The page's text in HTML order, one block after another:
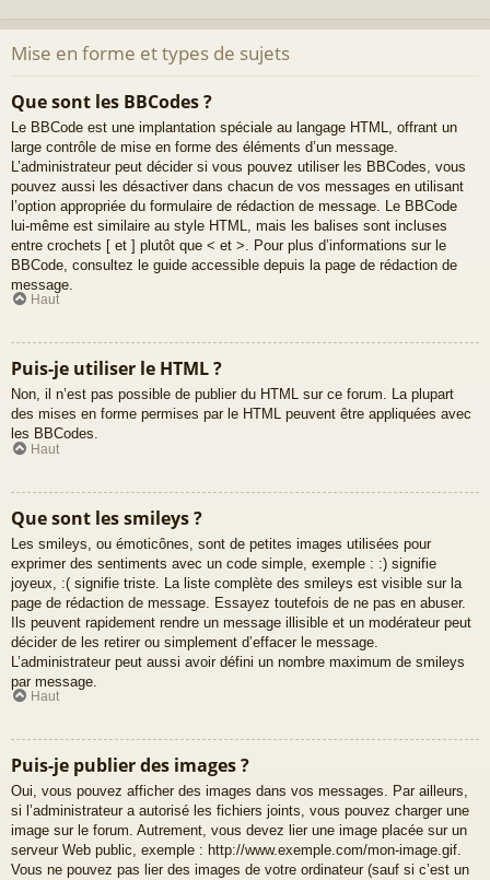
Mise en forme et types de sujets
Que sont les BBCodes ?
Le BBCode est une implantation spéciale au langage HTML, offrant un
large contrôle de mise en forme des éléments d’un message.
L’administrateur peut décider si vous pouvez utiliser les BBCodes, vous
pouvez aussi les désactiver dans chacun de vos messages en utilisant
l’option appropriée du formulaire de rédaction de message. Le BBCode
lui-même est similaire au style HTML, mais les balises sont incluses
entre crochets [ et ] plutôt que < et >. Pour plus d’informations sur le
BBCode, consultez le guide accessible depuis la page de rédaction de
message.
Haut
Puis-je utiliser le HTML ?
Non, il n’est pas possible de publier du HTML sur ce forum. La plupart
des mises en forme permises par le HTML peuvent être appliquées avec
les BBCodes.
Haut
Que sont les smileys ?
Les smileys, ou émoticônes, sont de petites images utilisées pour
exprimer des sentiments avec un code simple, exemple : :) signifie
joyeux, :( signifie triste. La liste complète des smileys est visible sur la
page de rédaction de message. Essayez toutefois de ne pas en abuser.
Ils peuvent rapidement rendre un message illisible et un modérateur peut
décider de les retirer ou simplement d’effacer le message.
L’administrateur peut aussi avoir défini un nombre maximum de smileys
par message.
Haut
Puis-je publier des images ?
Oui, vous pouvez afficher des images dans vos messages. Par ailleurs,
si l’administrateur a autorisé les fichiers joints, vous pouvez charger une
image sur le forum. Autrement, vous devez lier une image placée sur un
serveur Web public, exemple : http://www.exemple.com/mon-image.gif.
Vous ne pouvez pas lier des images de votre ordinateur (sauf si c’est un